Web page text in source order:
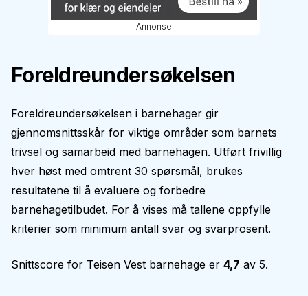
Annonse
Foreldreundersøkelsen
Foreldreundersøkelsen i barnehager gir
gjennomsnittsskår for viktige områder som barnets
trivsel og samarbeid med barnehagen. Utført frivillig
hver høst med omtrent 30 spørsmål, brukes
resultatene til å evaluere og forbedre
barnehagetilbudet. For å vises må tallene oppfylle
kriterier som minimum antall svar og svarprosent.
Snittscore for Teisen Vest barnehage er 4,7 av 5.